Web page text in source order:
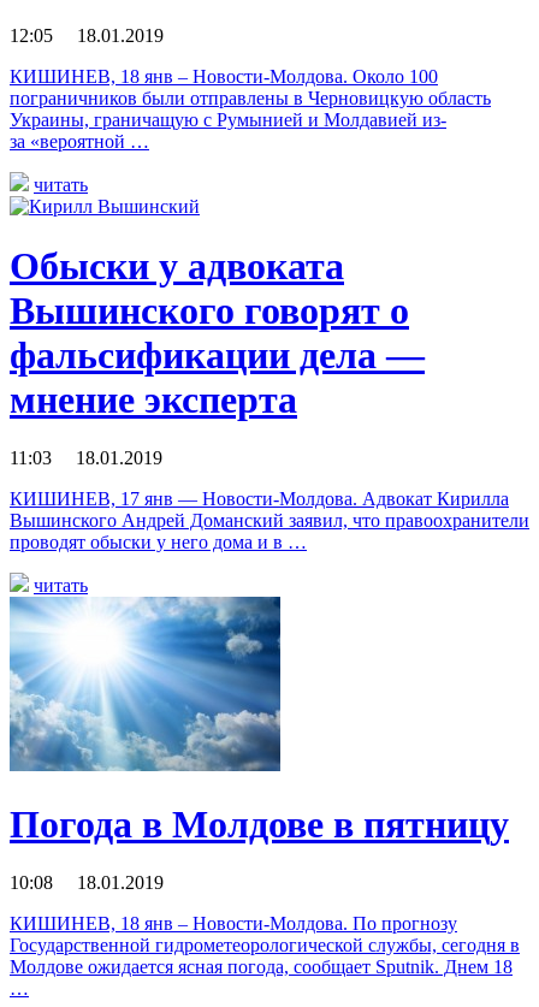
12:05 18.01.2019
КИШИНЕВ, 18 янв – Новости-Молдова. Около 100
пограничников были отправлены в Черновицкую область
Украины, граничащую с Румынией и Молдавией из-
за «вероятной …
читать
Обыски у адвоката
Вышинского говорят о
фальсификации дела —
мнение эксперта
11:03 18.01.2019
КИШИНЕВ, 17 янв — Новости-Молдова. Адвокат Кирилла
Вышинского Андрей Доманский заявил, что правоохранители
проводят обыски у него дома и в …
читать
Погода в Молдове в пятницу
10:08 18.01.2019
КИШИНЕВ, 18 янв – Новости-Молдова. По прогнозу
Государственной гидрометеорологической службы, сегодня в
Молдове ожидается ясная погода, сообщает Sputnik. Днем 18
…